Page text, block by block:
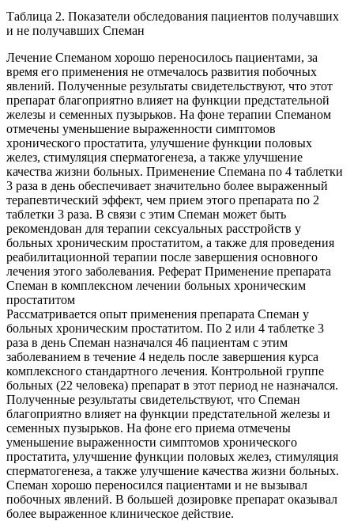
Таблица 2. Показатели обследования пациентов получавших
и не получавших Спеман
Лечение Спеманом хорошо переносилось пациентами, за
время его применения не отмечалось развития побочных
явлений. Полученные результаты свидетельствуют, что этот
препарат благоприятно влияет на функции предстательной
железы и семенных пузырьков. На фоне терапии Спеманом
отмечены уменьшение выраженности симптомов
хронического простатита, улучшение функции половых
желез, стимуляция сперматогенеза, а также улучшение
качества жизни больных. Применение Спемана по 4 таблетки
3 раза в день обеспечивает значительно более выраженный
терапевтический эффект, чем прием этого препарата по 2
таблетки 3 раза. В связи с этим Спеман может быть
рекомендован для терапии сексуальных расстройств у
больных хроническим простатитом, а также для проведения
реабилитационной терапии после завершения основного
лечения этого заболевания. Реферат Применение препарата
Спеман в комплексном лечении больных хроническим
простатитом
Рассматривается опыт применения препарата Спеман у
больных хроническим простатитом. По 2 или 4 таблетке 3
раза в день Спеман назначался 46 пациентам с этим
заболеванием в течение 4 недель после завершения курса
комплексного стандартного лечения. Контрольной группе
больных (22 человека) препарат в этот период не назначался.
Полученные результаты свидетельствуют, что Спеман
благоприятно влияет на функции предстательной железы и
семенных пузырьков. На фоне его приема отмечены
уменьшение выраженности симптомов хронического
простатита, улучшение функции половых желез, стимуляция
сперматогенеза, а также улучшение качества жизни больных.
Спеман хорошо переносился пациентами и не вызывал
побочных явлений. В большей дозировке препарат оказывал
более выраженное клиническое действие.